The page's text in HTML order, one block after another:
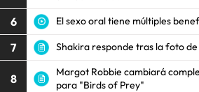
6 El sexo oral tiene múltiples
7 Shakira responde tras la foto
8
Margot Robbie cambiará
para "Birds of Prey"